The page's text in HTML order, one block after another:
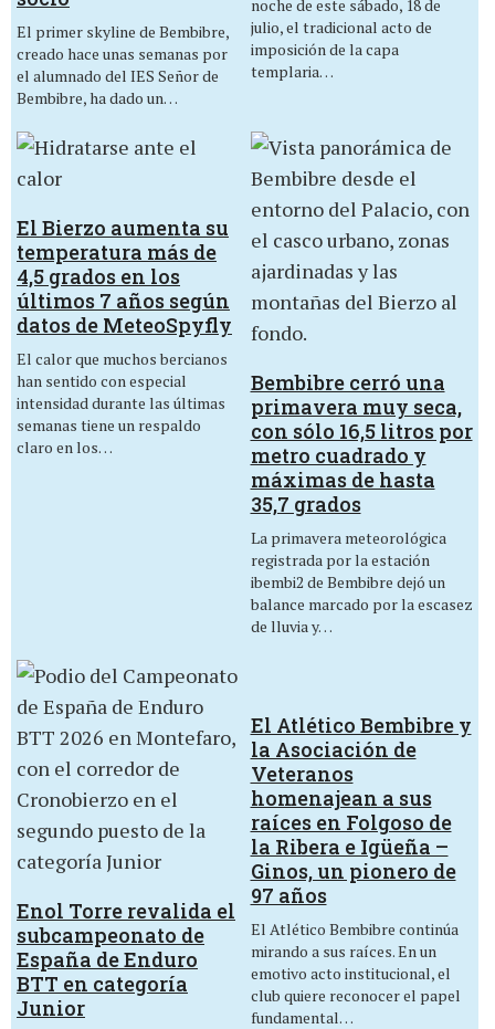
El primer skyline de Bembibre,
creado hace unas semanas por
el alumnado del IES Señor de
Bembibre, ha dado un…
noche de este sábado, 18 de
julio, el tradicional acto de
imposición de la capa
templaria…
El Bierzo aumenta su
temperatura más de
4,5 grados en los
últimos 7 años según
datos de MeteoSpyfly
El calor que muchos bercianos
han sentido con especial
intensidad durante las últimas
semanas tiene un respaldo
claro en los…
Bembibre cerró una
primavera muy seca,
con sólo 16,5 litros por
metro cuadrado y
máximas de hasta
35,7 grados
La primavera meteorológica
registrada por la estación
ibembi2 de Bembibre dejó un
balance marcado por la escasez
de lluvia y…
Enol Torre revalida el
subcampeonato de
España de Enduro
BTT en categoría
Junior
El Atlético Bembibre y
la Asociación de
Veteranos
homenajean a sus
raíces en Folgoso de
la Ribera e Igüeña –
Ginos, un pionero de
97 años
El Atlético Bembibre continúa
mirando a sus raíces. En un
emotivo acto institucional, el
club quiere reconocer el papel
fundamental…